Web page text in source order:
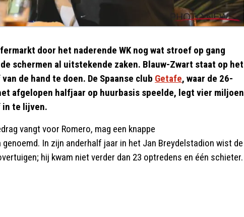
door het naderende WK nog wat stroef op gang
schermen al uitstekende zaken. Blauw-Zwart staat op het
de hand te doen. De Spaanse club Getafe, waar de 26-
afgelopen halfjaar op huurbasis speelde, legt vier miljoen
in te lijven.
vangt voor Romero, mag een knappe
In zijn anderhalf jaar in het Jan Breydelstadion wist de
hij kwam niet verder dan 23 optredens en één schieter.